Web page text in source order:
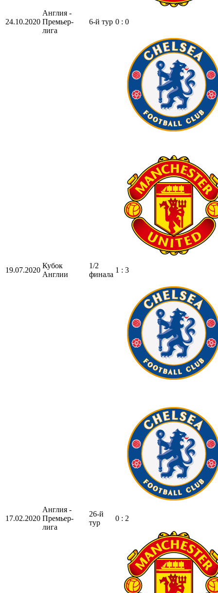
24.10.2020
Англия -
Премьер-
лига
6-й тур 0 : 0
19.07.2020
Кубок
Англии
1/2
финала
1 : 3
17.02.2020
Англия -
Премьер-
лига
26-й
тур
0 : 2